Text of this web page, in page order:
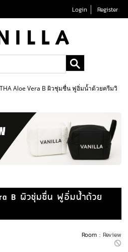
Login Register
Aloe Vera B ผิวชุ่มชื่น ฟูอิ่มน้ำด้วยครีมวิ
B ผิวชุ่มชื่น ฟูอิ่มน้ำด้วย
Room : Review